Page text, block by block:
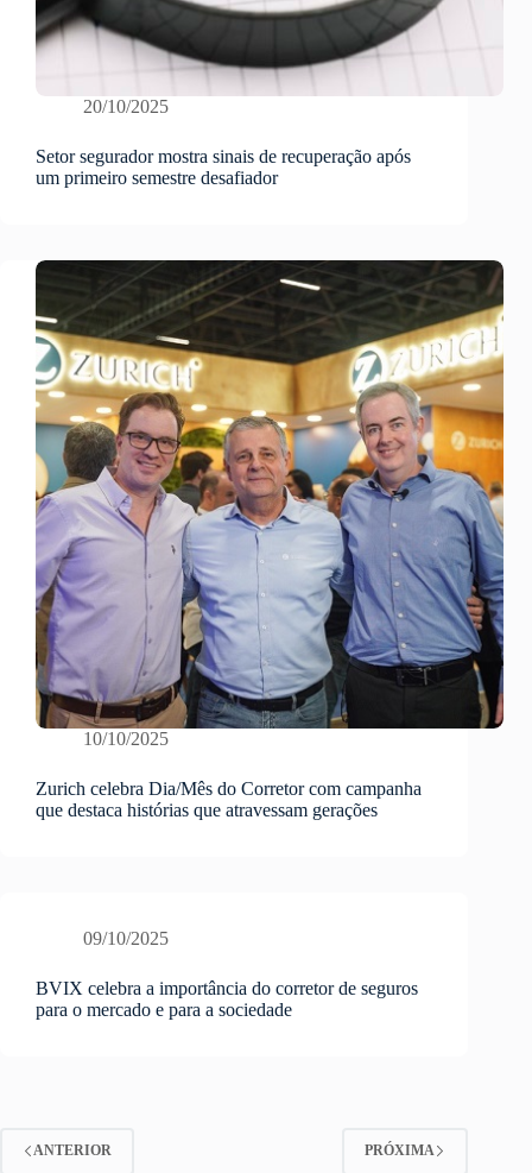
20/10/2025
Setor segurador mostra sinais de recuperação após
um primeiro semestre desafiador
10/10/2025
Zurich celebra Dia/Mês do Corretor com campanha
que destaca histórias que atravessam gerações
09/10/2025
BVIX celebra a importância do corretor de seguros
para o mercado e para a sociedade
ANTERIOR PRÓXIMA